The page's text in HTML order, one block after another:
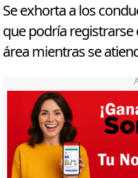
Se exhorta a los
que podría
área mientras se